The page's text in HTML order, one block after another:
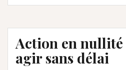
Action en nullité
agir sans délai